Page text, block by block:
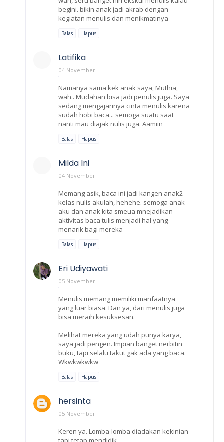
begini. bikin anak jadi akrab dengan
kegiatan menulis dan menikmatinya
Balas Hapus
Latifika
04 November
Namanya sama kek anak saya, Muthia,
wah.. Mudahan bisa jadi penulis juga. Saya
sedang mengajarinya cinta menulis karena
sudah hobi baca... semoga suatu saat
nanti mau diajak nulis juga. Aamiin
Balas Hapus
Milda Ini
04 November
Memang asik, baca ini jadi kangen anak2
kelas nulis akulah, hehehe. semoga anak
aku dan anak kita smeua mnejadikan
aktivitas baca tulis menjadi hal yang
menarik bagi mereka
Balas Hapus
Eri Udiyawati
05 November
Menulis memang memiliki manfaatnya
yang luar biasa. Dan ya, dari menulis juga
bisa meraih kesuksesan.
Melihat mereka yang udah punya karya,
saya jadi pengen. Impian banget nerbitin
buku, tapi selalu takut gak ada yang baca.
Wkwkwkwkw
Balas Hapus
hersinta
05 November
Keren ya. Lomba-lomba diadakan kekinian